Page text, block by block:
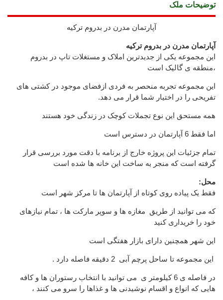
توضیحات ملک
آپارتمان مدرن در بدروم ترکیه
آپارتمان مدرن در بدروم ترکیه
این مجموعه یکی از جدیدترین املاک و مستغلات تاپ در بدروم
،منطقه ی گالیک است
این مجموعه تجربه منحصر به فردی ازفضای موجود در کشتی های
تفریحی را در اختیار شما قرار می دهد.
همه مستحق این نوع تجملات کوچک در زندگی خود هستند
اما فقط 6 آپارتمان در دسترس است
تمام جزئیات این پروژه خارج از برنامه با دقت مورد بررسی قرار
گرفته است که منجر به ساخت این خانه ها شده است
محل:
فقط یک پیاده روی کوتاه از آپارتمان ها تا مرکز شهر است
که می توانید از طریق مغازه ها و سوپر مارکت ها ، تمام نیازهای
خود را خریداری کنید
این شهر همچنین دارای بازار هفتگی است
این مجموعه تا ساحل پرچم آبی 2 دقیقه فاصله دارد .
در فاصله ی 6 کیلومتر ی می توانید با انتخاب رستوران ها و کافه
هایی که انواع و اقسام نوشیدنی ها و غذاها را سرو می کنند ،